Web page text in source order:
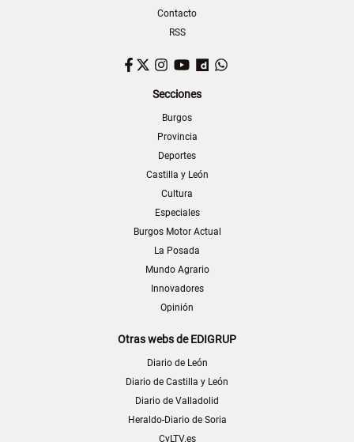
Contacto
RSS
Facebook
TwitterInstagram
YouTubeDailymotion
Secciones
Burgos
Provincia
Deportes
Castilla y León
Cultura
Especiales
Burgos Motor Actual
La Posada
Mundo Agrario
Innovadores
Opinión
Otras webs de EDIGRUP
Diario de León
Diario de Castilla y León
Diario de Valladolid
Heraldo-Diario de Soria
CyLTV.es